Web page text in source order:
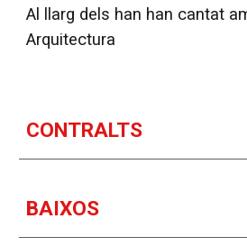
Al llarg dels han han cantat
Arquitectura
CONTRALTS
BAIXOS